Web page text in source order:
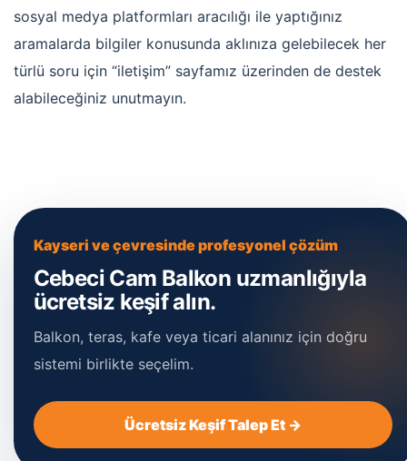
sosyal medya platformları aracılığı ile yaptığınız
aramalarda bilgiler konusunda aklınıza gelebilecek her
türlü soru için “iletişim” sayfamız üzerinden de destek
alabileceğiniz unutmayın.
Kayseri ve çevresinde profesyonel çözüm
Cebeci Cam Balkon uzmanlığıyla
ücretsiz keşif alın.
Balkon, teras, kafe veya ticari alanınız için doğru
sistemi birlikte seçelim.
Ücretsiz Keşif Talep Et →